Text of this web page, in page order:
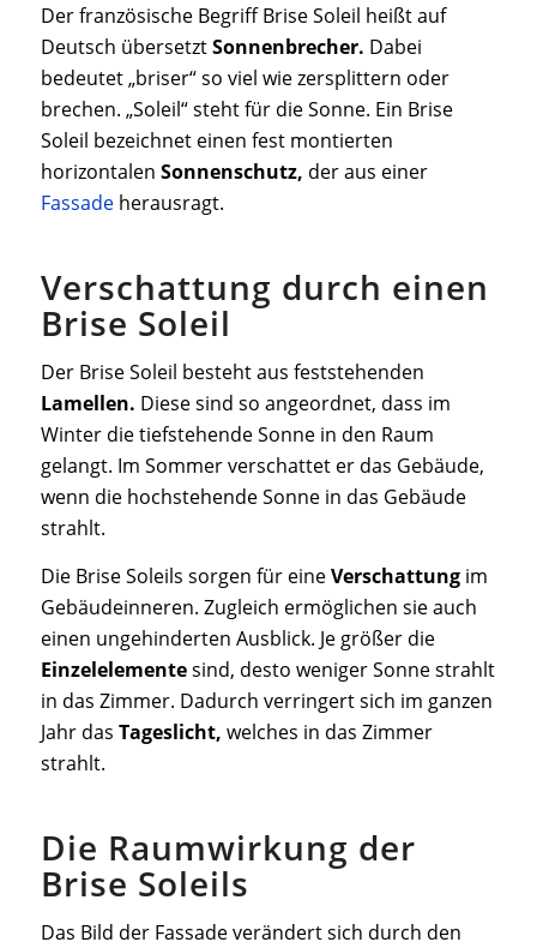
Der französische Begriff Brise Soleil heißt auf
Deutsch übersetztSonnenbrecher. Dabei
bedeutet „briser“ so viel wie zersplittern oder
brechen. „Soleil“ steht für die Sonne. Ein Brise
Soleil bezeichnet einen fest montierten
horizontalen Sonnenschutz, der aus einer
Fassadeherausragt.
Verschattung durch einen
Brise Soleil
Der Brise Soleil besteht aus feststehenden
Lamellen. Diese sind so angeordnet, dass im
Winter die tiefstehende Sonne in den Raum
gelangt. Im Sommer verschattet er das Gebäude,
wenn die hochstehende Sonne in das Gebäude
strahlt.
Die Brise Soleils sorgen für eineVerschattungim
Gebäudeinneren. Zugleich ermöglichen sie auch
einen ungehinderten Ausblick. Je größer die
Einzelelementesind, desto weniger Sonne strahlt
in das Zimmer. Dadurch verringert sich im ganzen
Jahr das Tageslicht, welches in das Zimmer
strahlt.
Die Raumwirkung der
Brise Soleils
Das Bild der Fassade verändert sich durch den